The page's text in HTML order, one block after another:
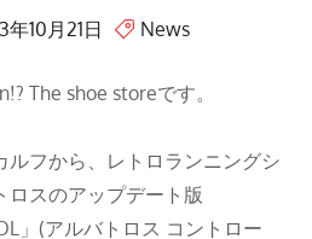
年10月21日 News
The shoe storeです。
ルフから、レトロランニングシ
ロスのアップデート版
」(アルバトロス コントロー